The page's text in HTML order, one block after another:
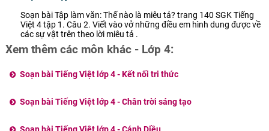
Soạn bài Tập làm văn: Thế nào là miêu tả? trang 140 SGK Tiếng
Việt 4 tập 1. Câu 2. Viết vào vở những điều em hình dung được về
các sự vật trên theo lời miêu tả .
Xem thêm các môn khác - Lớp 4:
Soạn bài Tiếng Việt lớp 4 - Kết nối tri thức
Soạn bài Tiếng Việt lớp 4 - Chân trời sáng tạo